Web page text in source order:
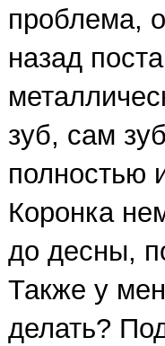
проблема,
назад
зуб, сам
полностью
Коронка
до десны,
Также у
делать?